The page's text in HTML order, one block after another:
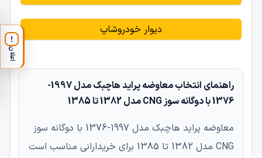
دیوار خودروشاپ
راهنمای انتخاب معاوضه پراید هاچبک مدل 1997-
1376 با دوگانه سوز CNG مدل 1382 تا 1385
معاوضه پراید هاچبک مدل 1997-1376 با دوگانه سوز
CNG مدل 1382 تا 1385 برای خریدارانی مناسب است
!
اعلان